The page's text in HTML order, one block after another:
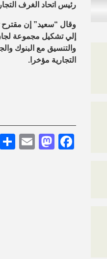
رئيس اتحاد الغرف
وقال “سعيد” إن مقترح
إلي تشكيل مجموعة
والتنسيق مع البنوك
التجارية مؤخرا.